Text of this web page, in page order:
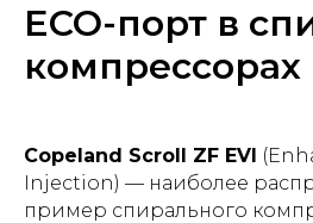
ECO-порт в
компрессорах
Copeland Scroll ZF EVI
Injection) — наиболее
пример спирального